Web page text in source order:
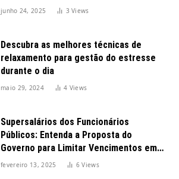
junho 24, 2025 3Views
Descubra as melhores técnicas de
relaxamento para gestão do estresse
durante o dia
maio 29, 2024 4 Views
Supersalários dos Funcionários
Públicos: Entenda a Proposta do
Governo para Limitar Vencimentos em
2025
fevereiro 13, 2025 6Views